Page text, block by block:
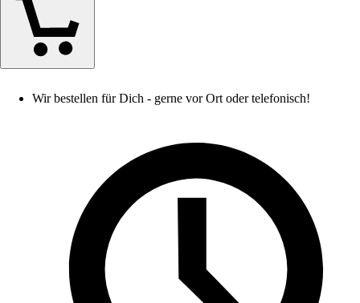
Wir bestellen für Dich - gerne vor Ort oder telefonisch!